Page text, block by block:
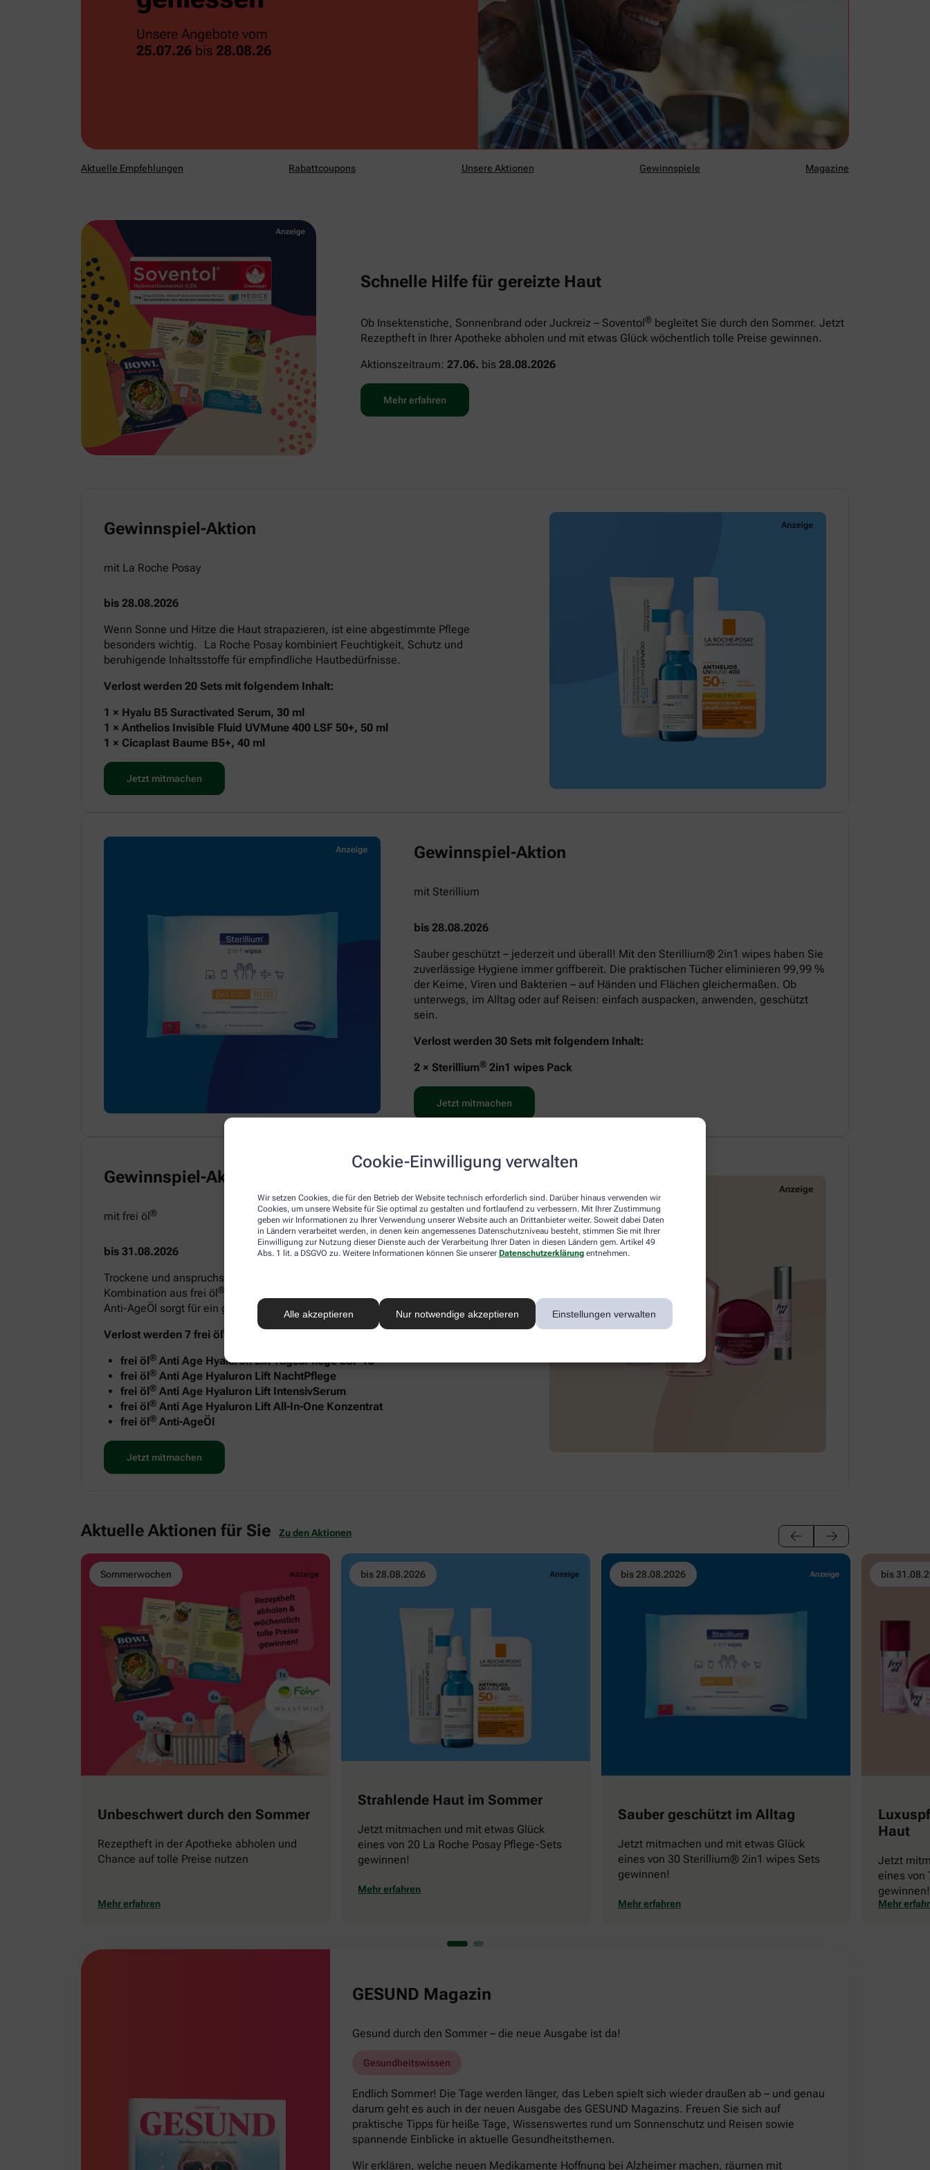
Cookie-Einwilligung verwalten
Wir setzen Cookies, die für den Betrieb der Website technisch erforderlich sind. Darüber hinaus verwenden wir
Cookies, um unsere Website für Sie optimal zu gestalten und fortlaufend zu verbessern. Mit Ihrer Zustimmung
geben wir Informationen zu Ihrer Verwendung unserer Website auch an Drittanbieter weiter. Soweit dabei Daten
in Ländern verarbeitet werden, in denen kein angemessenes Datenschutzniveau besteht, stimmen Sie mit Ihrer
Einwilligung zur Nutzung dieser Dienste auch der Verarbeitung Ihrer Daten in diesen Ländern gem. Artikel 49
Abs. 1 lit. a DSGVO zu. Weitere Informationen können Sie unserer Datenschutzerklärung entnehmen.
Alle akzeptieren Nur notwendige akzeptieren Einstellungen verwalten
Aktuelle Empfehlungen Rabattcoupons Unsere Aktionen Gewinnspiele Magazine
Schnelle Hilfe für gereizte Haut
Ob Insektenstiche, Sonnenbrand oder Juckreiz – Soventol® begleitet Sie durch den Sommer. Jetzt
Rezeptheft in Ihrer Apotheke abholen und mit etwas Glück wöchentlich tolle Preise gewinnen.
Aktionszeitraum: 27.06. bis 28.08.2026
Mehr erfahren
Gewinnspiel-Aktion
mit La Roche Posay
bis 28.08.2026
Wenn Sonne und Hitze die Haut strapazieren, ist eine abgestimmte Pflege
besonders wichtig. La Roche Posay kombiniert Feuchtigkeit, Schutz und
beruhigende Inhaltsstoffe für empfindliche Hautbedürfnisse.
Verlost werden 20 Sets mit folgendem Inhalt:
1 × Hyalu B5 Suractivated Serum, 30 ml
1 × Anthelios Invisible Fluid UVMune 400 LSF 50+, 50 ml
1 × Cicaplast Baume B5+, 40 ml
Jetzt mitmachen
Gewinnspiel-Aktion
mit Sterillium
bis 28.08.2026
Sauber geschützt – jederzeit und überall! Mit den Sterillium® 2in1 wipes haben Sie
zuverlässige Hygiene immer griffbereit. Die praktischen Tücher eliminieren 99,99 %
der Keime, Viren und Bakterien – auf Händen und Flächen gleichermaßen. Ob
unterwegs, im Alltag oder auf Reisen: einfach auspacken, anwenden, geschützt
sein.
Verlost werden 30 Sets mit folgendem Inhalt:
2 × Sterillium® 2in1 wipes Pack
Jetzt mitmachen
Gewinnspiel-Aktion
mit frei öl®
bis 31.08.2026
Trockene und anspruchsvolle Haut benötigt intensive Pflege und Feuchtigkeit. Die
Kombination aus frei öl®
Anti-AgeÖl sorgt für ein geschmeidiges Hautgefühl und gepflegte Ausstrahlung.
Verlost werden 7 frei öl®
frei öl® Anti Age Hyaluron Lift TagesPflege LSF 15
frei öl® Anti Age Hyaluron Lift NachtPflege
frei öl® Anti Age Hyaluron Lift IntensivSerum
frei öl® Anti Age Hyaluron Lift All-In-One Konzentrat
frei öl® Anti-AgeÖl
Jetzt mitmachen
Aktuelle Aktionen für Sie Zu den Aktionen
Sommerwochen
Unbeschwert durch den Sommer
Rezeptheft in der Apotheke abholen und
Chance auf tolle Preise nutzen
Mehr erfahren
bis 28.08.2026
Strahlende Haut im Sommer
Jetzt mitmachen und mit etwas Glück
eines von 20 La Roche Posay Pflege-Sets
gewinnen!
Mehr erfahren
bis 28.08.2026
Sauber geschützt im Alltag
Jetzt mitmachen und mit etwas Glück
eines von 30 Sterillium® 2in1 wipes Sets
gewinnen!
Mehr erfahren
bis
Haut
Jetzt
eines von
gewinnen!
Mehr
GESUND Magazin
Gesund durch den Sommer – die neue Ausgabe ist da!
Gesundheitswissen
Endlich Sommer! Die Tage werden länger, das Leben spielt sich wieder draußen ab – und genau
darum geht es auch in der neuen Ausgabe des GESUND Magazins. Freuen Sie sich auf
praktische Tipps für heiße Tage, Wissenswertes rund um Sonnenschutz und Reisen sowie
spannende Einblicke in aktuelle Gesundheitsthemen.
Wir erklären, welche neuen Medikamente Hoffnung bei Alzheimer machen, räumen mit